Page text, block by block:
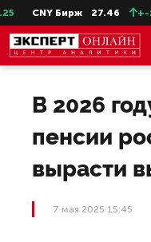
CNY Бирж 27.46 +-
В 2026
пенсии
вырасти
7 мая 2025 15:45